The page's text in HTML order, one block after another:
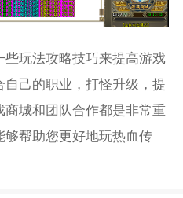
玩法攻略技巧来提高游戏
己的职业，打怪升级，提
城和团队合作都是非常重
帮助您更好地玩热血传